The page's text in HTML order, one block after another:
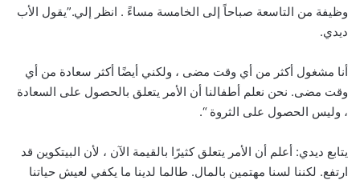
وظيفة من التاسعة صباحاً إلى الخامسة مساءً . انظر إلي.”يقول الأب
ديدي.
أنا مشغول أكثر من أي وقت مضى ، ولكني أيضًا أكثر سعادة من أي
وقت مضى. نحن نعلم أطفالنا أن الأمر يتعلق بالحصول على السعادة
، وليس الحصول على الثروة “.
يتابع ديدي: أعلم أن الأمر يتعلق كثيرًا بالقيمة الآن ، لأن البيتكوين قد
ارتفع. لكننا لسنا مهتمين بالمال. طالما لدينا ما يكفي لعيش حياتنا